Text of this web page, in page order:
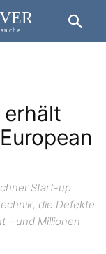
erhält
Start-up
die Defekte
- und Millionen